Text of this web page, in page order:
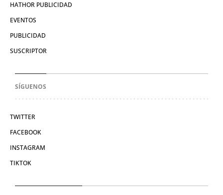
HATHOR PUBLICIDAD
EVENTOS
PUBLICIDAD
SUSCRIPTOR
SÍGUENOS
TWITTER
FACEBOOK
INSTAGRAM
TIKTOK